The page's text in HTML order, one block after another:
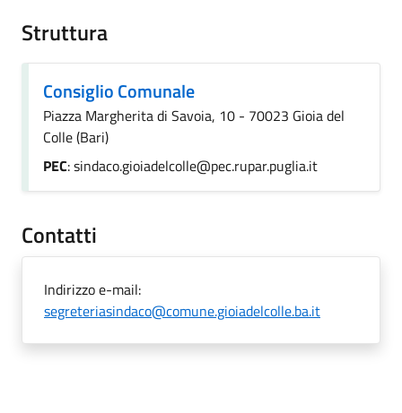
Struttura
Consiglio Comunale
Piazza Margherita di Savoia, 10 - 70023 Gioia del
Colle (Bari)
PEC: sindaco.gioiadelcolle@pec.rupar.puglia.it
Contatti
Indirizzo e-mail:
segreteriasindaco@comune.gioiadelcolle.ba.it